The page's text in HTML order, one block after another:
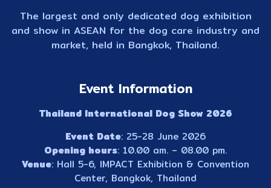
The largest and only dedicated dog exhibition
and show in ASEAN for the dog care industry and
market, held in Bangkok, Thailand.
Event Information
Thailand International Dog Show 2026
Event Date: 25-28 June 2026
Opening hours: 10.00 am. – 08.00 pm.
Venue: Hall 5-6, IMPACT Exhibition & Convention
Center, Bangkok, Thailand